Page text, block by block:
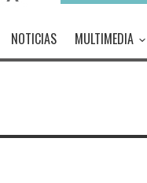
NOTICIAS MULTIMEDIA